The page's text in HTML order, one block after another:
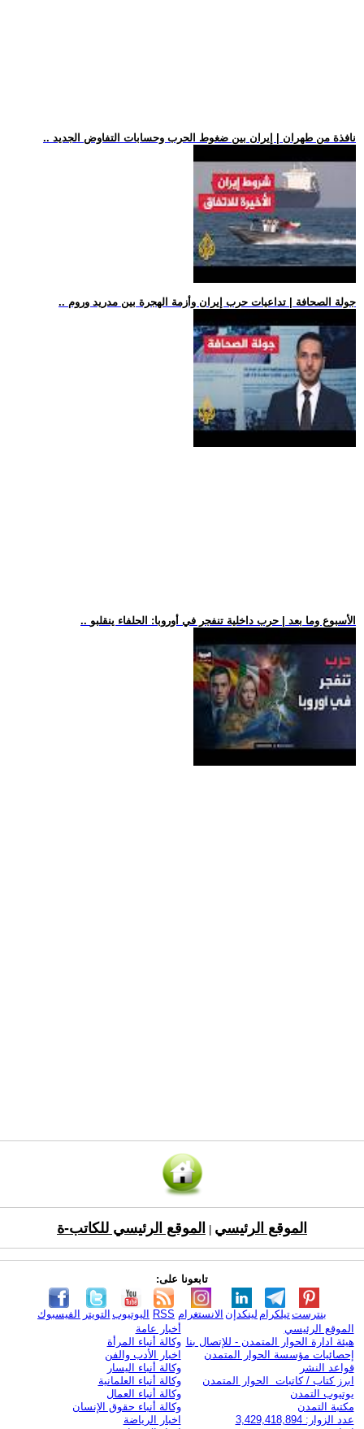
.. نافذة من طهران | إيران بين ضغوط الحرب وحسابات التفاوض الجديد
.. جولة الصحافة | تداعيات حرب إيران وأزمة الهجرة بين مدريد وروم
.. الأسبوع وما بعد | حرب داخلية تنفجر في أوروبا: الحلفاء ينقلبو
الموقع الرئيسي الموقع الرئيسي للكاتب-ة
تابعونا على:
الفيسبوك التويتر اليوتيوب RSS الانستغرام لينكدإن تيلكرامبنترست
الموقع الرئيسي
هيئة ادارة الحوار المتمدن - للإتصال بنا
إحصائيات مؤسسة الحوار المتمدن
قواعد النشر
ابرز كتاب / كاتبات الحوار المتمدن
يوتيوب التمدن
مكتبة التمدن
عدد الزوار: 3,429,418,894
أخبار عامة
وكالة أنباء المرأة
اخبار الأدب والفن
وكالة أنباء اليسار
وكالة أنباء العلمانية
وكالة أنباء العمال
وكالة أنباء حقوق الإنسان
اخبار الرياضة